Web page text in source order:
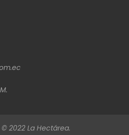
2022 La Hectárea.